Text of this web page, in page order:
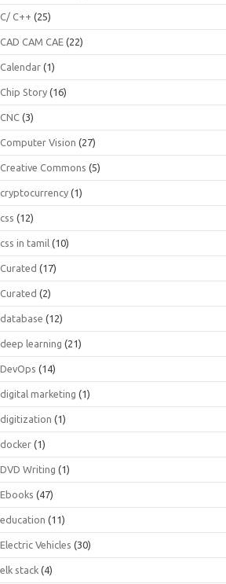
C/ C++ (25)
CAD CAM CAE (22)
Calendar (1)
Chip Story (16)
CNC (3)
Computer Vision (27)
Creative Commons (5)
cryptocurrency (1)
css (12)
css in tamil (10)
Curated (17)
Curated (2)
database (12)
deep learning (21)
DevOps (14)
digital marketing (1)
digitization (1)
docker (1)
DVD Writing (1)
Ebooks (47)
education (11)
Electric Vehicles (30)
elk stack (4)